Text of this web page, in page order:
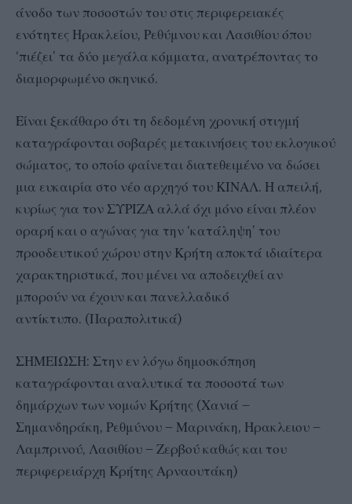
άνοδο των ποσοστών του στις περιφερειακές
ενότητες Ηρακλείου, Ρεθύμνου και Λασιθίου όπου
‘πιέζει’ τα δύο μεγάλα κόμματα, ανατρέποντας το
διαμορφωμένο σκηνικό.
Είναι ξεκάθαρο ότι τη δεδομένη χρονική στιγμή
καταγράφονται σοβαρές μετακινήσεις του εκλογικού
σώματος, το οποίο φαίνεται διατεθειμένο να δώσει
μια ευκαιρία στο νέο αρχηγό του ΚΙΝΑΛ. Η απειλή,
κυρίως για τον ΣΥΡΙΖΑ αλλά όχι μόνο είναι πλέον
οραρή και ο αγώνας για την ‘κατάληψη’ του
προοδευτικού χώρου στην Κρήτη αποκτά ιδιαίτερα
χαρακτηριστικά, που μένει να αποδειχθεί αν
μπορούν να έχουν και πανελλαδικό
αντίκτυπο. (Παραπολιτικά)
ΣΗΜΕΙΩΣΗ: Στην εν λόγω δημοσκόπηση
καταγράφονται αναλυτικά τα ποσοστά των
δημάρχων των νομών Κρήτης (Χανιά –
Σημανδηράκη, Ρεθμύνου – Μαρινάκη, Ηρακλειου –
Λαμπρινού, Λασιθίου – Ζερβού καθώς και του
περιφερειάρχη Κρήτης Αρναουτάκη)